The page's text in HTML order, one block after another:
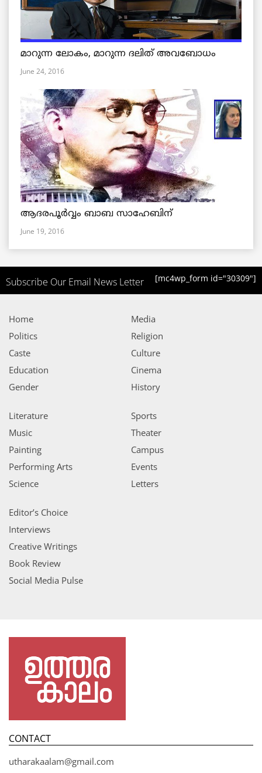
മാറുന്ന ലോകം, മാറുന്ന ദലിത് അവബോധം
June 24, 2016
ആദരപൂര്‍വ്വം ബാബ സാഹേബിന്
June 19, 2016
Subscribe Our Email News Letter [mc4wp_form id="30309"]
Home
Politics
Caste
Education
Gender
Media
Religion
Culture
Cinema
History
Literature
Music
Painting
Performing Arts
Science
Sports
Theater
Campus
Events
Letters
Editor’s Choice
Interviews
Creative Writings
Book Review
Social Media Pulse
CONTACT
utharakaalam@gmail.com